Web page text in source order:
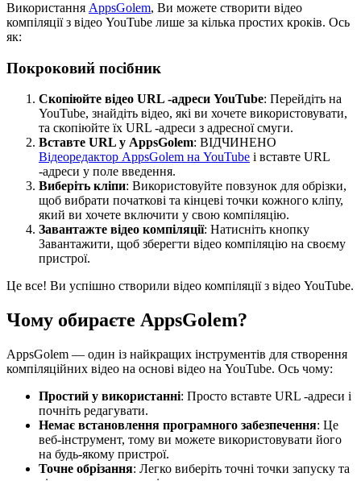
Використання AppsGolem, Ви можете створити відео
компіляції з відео YouTube лише за кілька простих кроків. Ось
як:
Покроковий посібник
Скопіюйте відео URL -адреси YouTube: Перейдіть на
YouTube, знайдіть відео, які ви хочете використовувати,
та скопіюйте їх URL -адреси з адресної смуги.
Вставте URL у AppsGolem: ВІДЧИНЕНО
Відеоредактор AppsGolem на YouTube і вставте URL
-адреси у поле введення.
Виберіть кліпи: Використовуйте повзунок для обрізки,
щоб вибрати початкові та кінцеві точки кожного кліпу,
який ви хочете включити у свою компіляцію.
Завантажте відео компіляції: Натисніть кнопку
Завантажити, щоб зберегти відео компіляцію на своєму
пристрої.
Це все! Ви успішно створили відео компіляції з відео YouTube.
Чому обираєте AppsGolem?
AppsGolem — один із найкращих інструментів для створення
компіляційних відео на основі відео на YouTube. Ось чому:
Простий у використанні: Просто вставте URL -адреси і
почніть редагувати.
Немає встановлення програмного забезпечення: Це
веб-інструмент, тому ви можете використовувати його
на будь-якому пристрої.
Точне обрізання: Легко виберіть точні точки запуску та